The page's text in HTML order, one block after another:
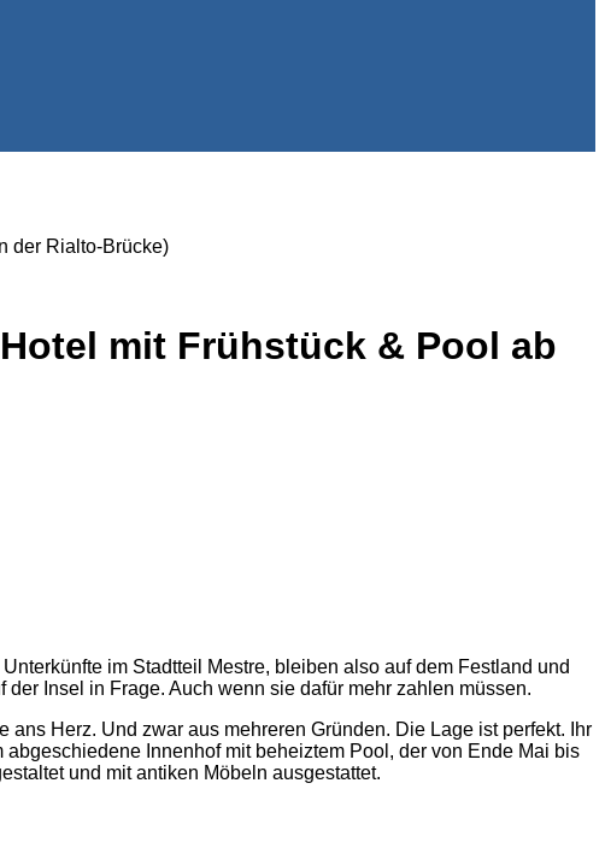
der Rialto-Brücke)
mit Frühstück & Pool ab
im Stadtteil Mestre, bleiben also auf dem Festland und
Insel in Frage. Auch wenn sie dafür mehr zahlen müssen.
Herz. Und zwar aus mehreren Gründen. Die Lage ist perfekt. Ihr
Innenhof mit beheiztem Pool, der von Ende Mai bis
und mit antiken Möbeln ausgestattet.